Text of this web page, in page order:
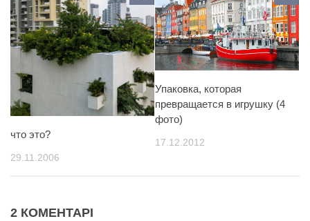
что это?
29.11.2006
Упаковка, которая
превращается в игрушку (4
фото)
17.12.2012
2 КОМЕНТАРІ